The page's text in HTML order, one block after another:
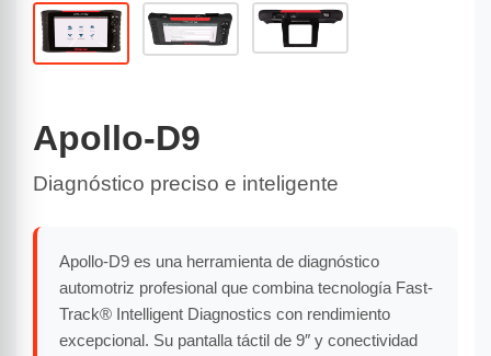
Apollo-D9
Diagnóstico preciso e inteligente
Apollo-D9 es una herramienta de diagnóstico
automotriz profesional que combina tecnología Fast-
Track® Intelligent Diagnostics con rendimiento
excepcional. Su pantalla táctil de 9″ y conectividad